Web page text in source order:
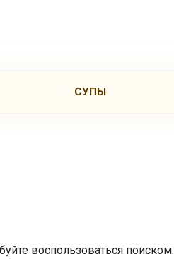
СУПЫ
воспользоваться поиском.